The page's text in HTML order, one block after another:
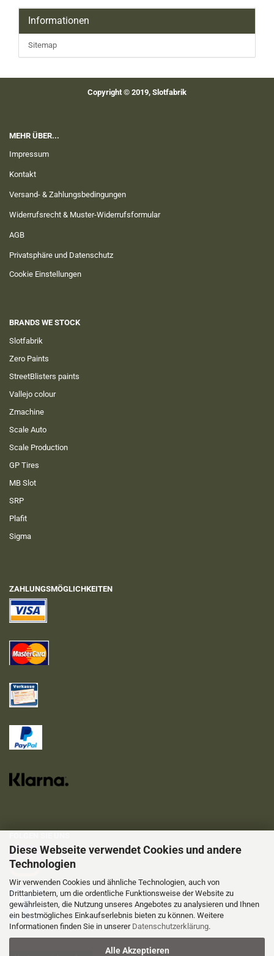
Diese Webseite verwendet Cookies und andere
Technologien
Wir verwenden Cookies und ähnliche Technologien, auch von
Drittanbietern, um die ordentliche Funktionsweise der Website zu
gewährleisten, die Nutzung unseres Angebotes zu analysieren und Ihnen
ein bestmögliches Einkaufserlebnis bieten zu können. Weitere
Informationen finden Sie in unserer Datenschutzerklärung.
Alle Akzeptieren
Informationen
Sitemap
Copyright © 2019, Slotfabrik
MEHR ÜBER...
Impressum
Kontakt
Versand- & Zahlungsbedingungen
Widerrufsrecht & Muster-Widerrufsformular
AGB
Privatsphäre und Datenschutz
Cookie Einstellungen
BRANDS WE STOCK
Slotfabrik
Zero Paints
StreetBlisters paints
Vallejo colour
Zmachine
Scale Auto
Scale Production
GP Tires
MB Slot
SRP
Plafit
Sigma
ZAHLUNGSMÖGLICHKEITEN